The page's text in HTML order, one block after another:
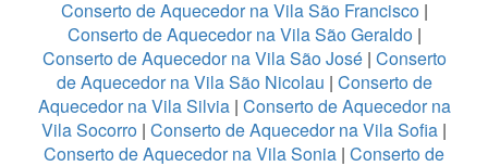
Conserto de Aquecedor na Vila São Francisco|
Conserto de Aquecedor na Vila São Geraldo|
Conserto de Aquecedor na Vila São José| Conserto
de Aquecedor na Vila São Nicolau | Conserto de
Aquecedor na Vila Silvia| Conserto de Aquecedor na
Vila Socorro | Conserto de Aquecedor na Vila Sofia |
Conserto de Aquecedor na Vila Sonia | Conserto de